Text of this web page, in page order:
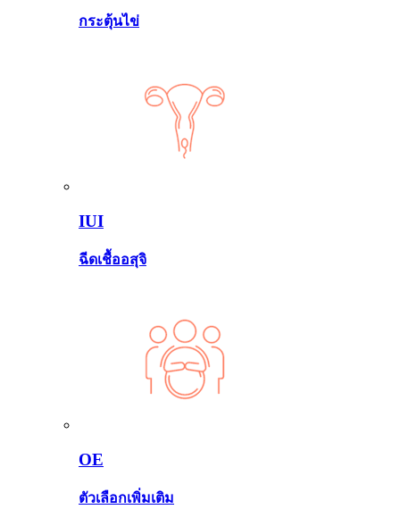
กระตุ้นไข่
IUI
ฉีดเชื้ออสุจิ
OE
ตัวเลือกเพิ่มเติม